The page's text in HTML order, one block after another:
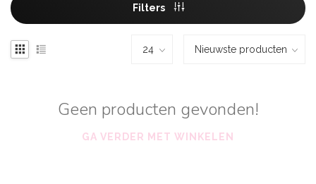
Filters
Geen producten gevonden!
GA VERDER MET WINKELEN